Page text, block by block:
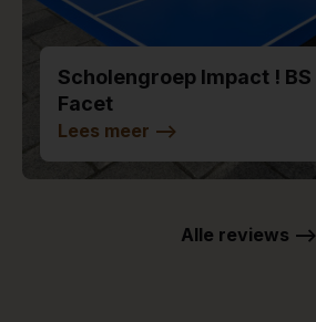
Scholengroep Impact ! BS
Facet
Lees meer -->
Alle reviews -->